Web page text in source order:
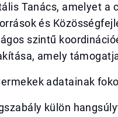
Tanács, amelyet a
és
szintű
amely
adatainak
külön